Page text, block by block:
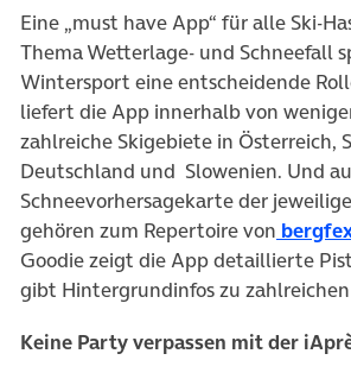
Eine „must have App“ für alle Ski-
Thema Wetterlage- und Schneefall
Wintersport eine entscheidende
liefert die App innerhalb von
zahlreiche Skigebiete in Österreich,
Deutschland und Slowenien. Und
Schneevorhersagekarte der
gehören zum Repertoire von
Goodie zeigt die App detaillierte
gibt Hintergrundinfos zu
Keine Party verpassen mit der